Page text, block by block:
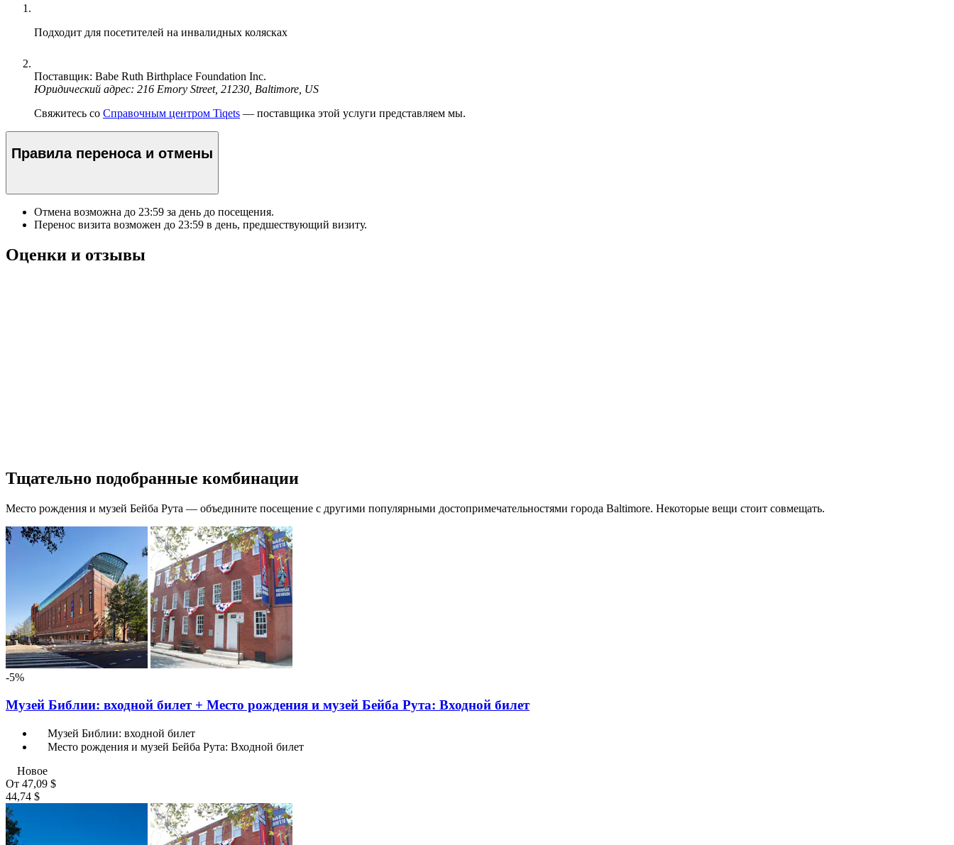
Подходит для посетителей на инвалидных колясках
Поставщик: Babe Ruth Birthplace Foundation Inc.
Юридический адрес: 216 Emory Street, 21230, Baltimore, US
Свяжитесь со Справочным центром Tiqets — поставщика этой услуги представляем мы.
Правила переноса и отмены
Отмена возможна до 23:59 за день до посещения.
Перенос визита возможен до 23:59 в день, предшествующий визиту.
Оценки и отзывы
Тщательно подобранные комбинации
Место рождения и музей Бейба Рута — объедините посещение с другими популярными достопримечательностями города Baltimore. Некоторые вещи стоит совмещать.
-5%
Музей Библии: входной билет + Место рождения и музей Бейба Рута: Входной билет
Музей Библии: входной билет
Место рождения и музей Бейба Рута: Входной билет
Новое
От 47,09 $
44,74 $